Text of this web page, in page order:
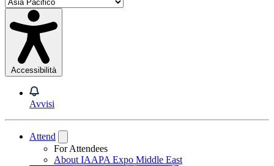
Accessibilità
Avvisi
Attend
For Attendees
About IAAPA Expo Middle East